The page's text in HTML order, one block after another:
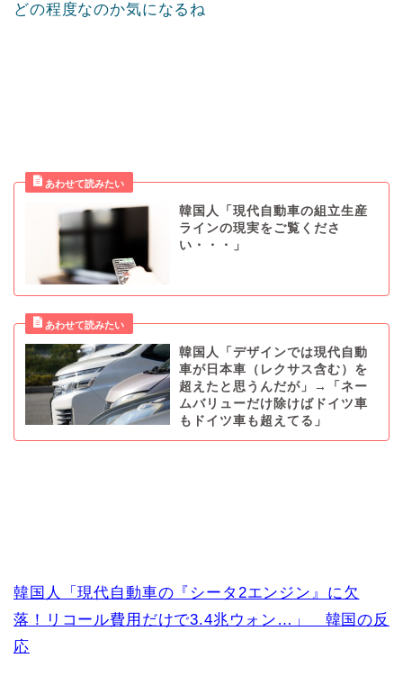
どの程度なのか気になるね
韓国人「現代自動車の組立生産
ラインの現実をご覧くださ
い・・・」
韓国人「デザインでは現代自動
車が日本車（レクサス含む）を
超えたと思うんだが」→「ネー
ムバリューだけ除けばドイツ車
もドイツ車も超えてる」
韓国人「現代自動車の『シータ2エンジン』に欠
落！リコール費用だけで3.4兆ウォン…」 韓国の反
応